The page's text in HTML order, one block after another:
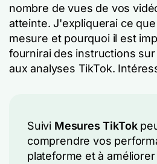
nombre de vues de vos
atteinte. J'expliquerai ce
mesure et pourquoi il est
fournirai des instructions
aux analyses TikTok.
Suivi Mesures TikTok
comprendre vos
plateforme et à